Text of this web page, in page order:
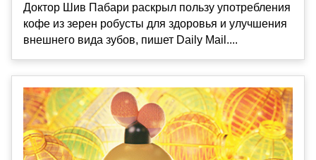
Доктор Шив Пабари раскрыл пользу употребления
кофе из зерен робусты для здоровья и улучшения
внешнего вида зубов, пишет Daily Mail....